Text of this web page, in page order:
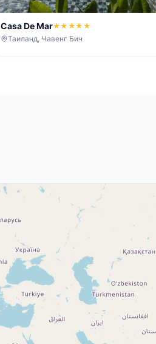
Casa De Mar★★★★★
Таиланд, Чавенг Бич